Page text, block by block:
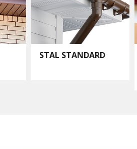
STAL STANDARD